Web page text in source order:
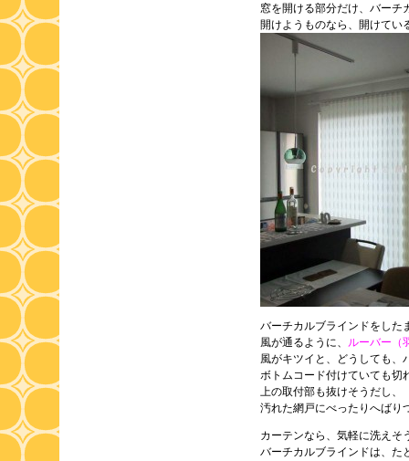
窓を開ける部分だけ、バーチ
開けようものなら、開けてい
バーチカルブラインドをした
風が通るように、 ルーバー（
風がキツイと、どうしても、
ボトムコード付けていても切
上の取付部も抜けそうだし、
汚れた網戸にべったりへばり
カーテンなら、気軽に洗えそ
バーチカルブラインドは、た